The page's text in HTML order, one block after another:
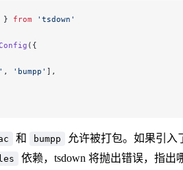
} from 'tsdown'
({
, 'bumpp' ],
和 bumpp
允许被打包。如果引入
依赖，tsdown 将抛出错误，指出